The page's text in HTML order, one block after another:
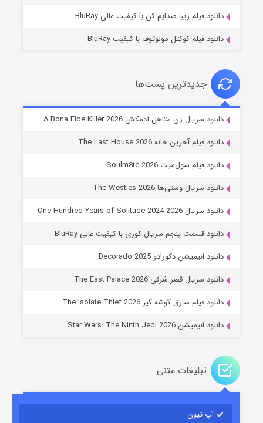
شوگر فصل ۲
خاندان اژدها فصل ۳
قسمت۶ (زیرنویس) منتشر شد
دانلود فیلم زیبا صدایم کن با کیفیت عالی BluRay
دانلود فیلم کوکتل مولوتوف با کیفیت BluRay
جدیدترین پست‌ها
دانلود سریال زن متاهل آدمکش A Bona Fide Killer 2026
دانلود فیلم آخرین خانه The Last House 2026
دانلود فیلم سول‌میت Soulm8te 2026
دانلود سریال وستی‌ها The Westies 2026
دانلود سریال One Hundred Years of Solitude 2024-2026
دانلود قسمت پنجم سریال کوری با کیفیت عالی BluRay
دانلود انیمیشن دکورادو Decorado 2025
دانلود سریال قصر شرقی The East Palace 2026
دانلود فیلم سارق گوشه گیر The Isolate Thief 2026
دانلود انیمیشن Star Wars: The Ninth Jedi 2026
تبلیغات متنی
آپ تیون